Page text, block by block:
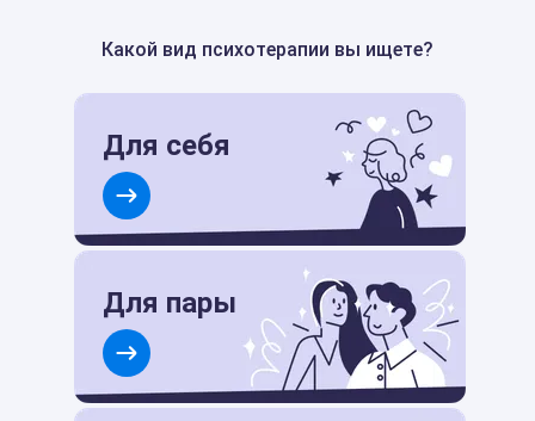
Какой вид психотерапии вы ищете?
Для себя
Для пары